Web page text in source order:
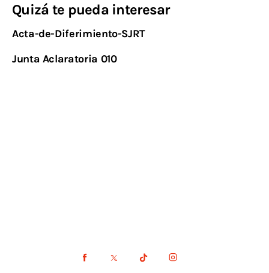
Quizá te pueda interesar
Acta-de-Diferimiento-SJRT
Junta Aclaratoria 010